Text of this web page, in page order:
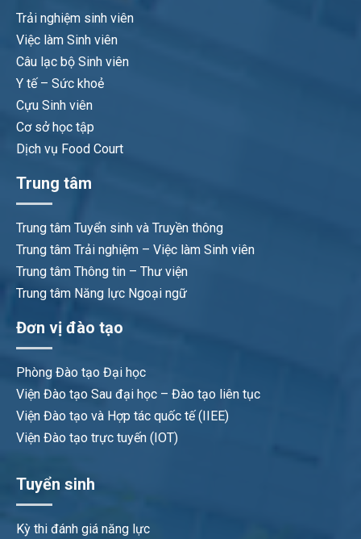
Trải nghiệm sinh viên
Việc làm Sinh viên
Câu lạc bộ Sinh viên
Y tế – Sức khoẻ
Cựu Sinh viên
Cơ sở học tập
Dịch vụ Food Court
Trung tâm
Trung tâm Tuyển sinh và Truyền thông
Trung tâm Trải nghiệm – Việc làm Sinh viên
Trung tâm Thông tin – Thư viện
Trung tâm Năng lực Ngoại ngữ
Đơn vị đào tạo
Phòng Đào tạo Đại học
Viện Đào tạo Sau đại học – Đào tạo liên tục
Viện Đào tạo và Hợp tác quốc tế (IIEE)
Viện Đào tạo trực tuyến (IOT)
Tuyển sinh
Kỳ thi đánh giá năng lực